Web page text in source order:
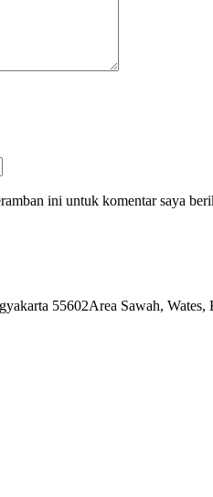
ini untuk komentar saya
55602Area Sawah,